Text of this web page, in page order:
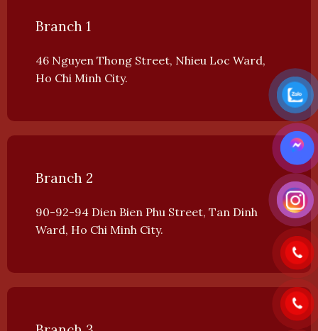
Branch 1
46 Nguyen Thong Street, Nhieu Loc Ward,
Ho Chi Minh City.
Branch 2
90-92-94 Dien Bien Phu Street, Tan Dinh
Ward, Ho Chi Minh City.